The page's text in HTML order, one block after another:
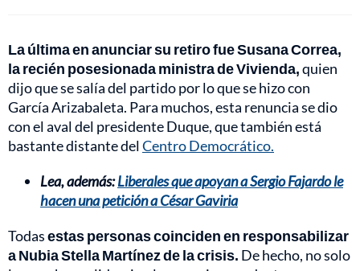
La última en anunciar su retiro fue Susana Correa,
la recién posesionada ministra de Vivienda,quien
dijo que se salía del partido por lo que se hizo con
García Arizabaleta. Para muchos, esta renuncia se dio
con el aval del presidente Duque, que también está
bastante distante delCentro Democrático.
Lea, además:Liberales que apoyan a Sergio Fajardo le
hacen una petición a César Gaviria
Todasestas personas coinciden en responsabilizar
a Nubia Stella Martínez de la crisis. De hecho, no solo